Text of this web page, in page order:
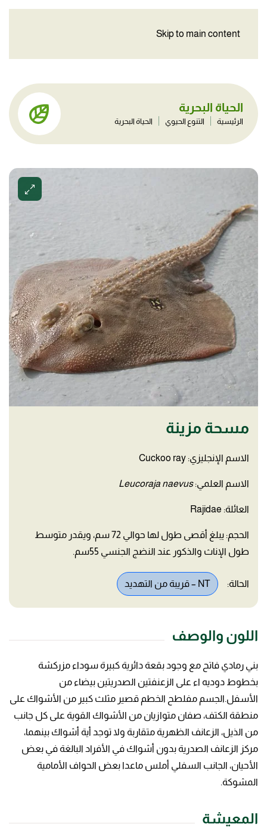
Skip to main content
الحياة البحرية
الرئيسية التنوع الحيوي الحياة البحرية
مسحة مزينة
الاسم الإنجليزي: Cuckoo ray
الاسم العلمي:Leucoraja naevus
العائلة: Rajidae
الحجم: يبلغ أقصى طول لها حوالي 72 سم، ويقدر متوسط
طول الإناث والذكور عند النضج الجنسي 55سم.
الحالة: NT – قريبة من التهديد
اللون والوصف
بني رمادي فاتح مع وجود بقعة دائرية كبيرة سوداء مزركشة
بخطوط دوديه اء على الزعنفتين الصدريتين بيضاء من
الأسفل.الجسم مفلطح الخطم قصير مثلث كبير من الأشواك على
منطقة الكتف، صفان متوازیان من الأشواك القوية على كل جانب
من الذيل، الزعانف الظهرية متقاربة ولا توجد أية أشواك بينهما،
مركز الزعانف الصدرية بدون أشواك في الأفراد البالغة في بعض
الأحيان، الجانب السفلي أملس ماعدا بعض الحواف الأمامية
المشوكة.
المعيشة